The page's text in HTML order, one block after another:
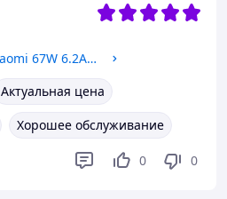
Зарядное устройство Xiaomi 67W 6.2A USB-A (Original China) white
Актуальная цена
Хорошее обслуживание
0 0